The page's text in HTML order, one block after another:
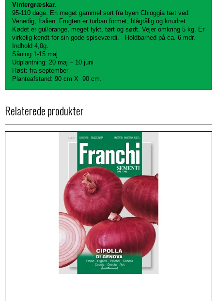
Vintergræskar.
95-110 dage. En meget gammel sort fra byen Chioggia tæt ved
Venedig, Italien. Frugten er turban formet, blågrålig og knudret.
Kødet er gul/orange, meget tykt, tørt og sødt. Vejer omkring 5 kg. Er
virkelig kendt for sin gode spiseværdi.
Holdbarhed på ca. 6 mdr.
Indhold 4,0g.
Såning:1-15 maj
Udplantning: 20 maj – 10 juni
Høst: fra september
Planteafstand: 90 cm X 90 cm.
Relaterede produkter